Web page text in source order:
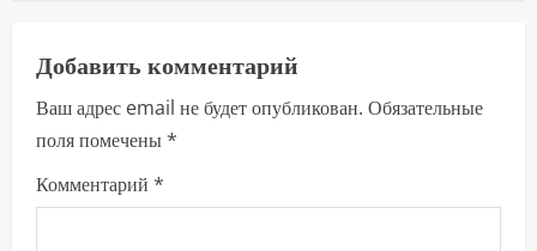
л
ж
и
т
Добавить комментарий
Ваш адрес email не будет опубликован. Обязательные
поля помечены*
Комментарий *